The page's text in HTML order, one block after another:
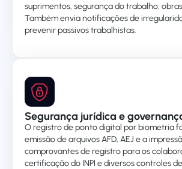
suprimentos, segurança do trabalho,
Também envia notificações de
prevenir passivos trabalhistas.
Segurança jurídica e
O registro de ponto digital por biometria
emissão de arquivos AFD, AEJ e a
comprovantes de registro para os
certificação do INPI e diversos controles